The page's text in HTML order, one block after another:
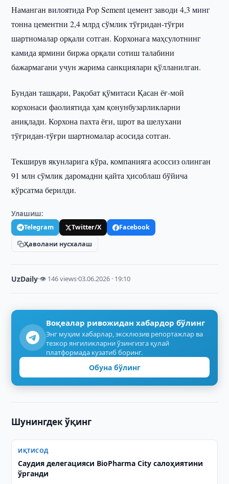
Наманган вилоятида Pop Sement цемент заводи 4,3 минг
тонна цементни 2,4 млрд сўмлик тўғридан-тўғри
шартномалар орқали сотган. Корхонага маҳсулотнинг
камида ярмини биржа орқали сотиш талабини
бажармагани учун жарима санкциялари қўлланилган.
Бундан ташқари, Рақобат қўмитаси Қасан ёғ-мой
корхонаси фаолиятида ҳам қонунбузарликларни
аниқлади. Корхона пахта ёғи, шрот ва шелухани
тўғридан-тўғри шартномалар асосида сотган.
Текширув якунларига кўра, компанияга асоссиз олинган
91 млн сўмлик даромадни қайта ҳисоблаш бўйича
кўрсатма берилди.
Улашиш:
Telegram Twitter/X
Facebook
Ҳаволани нусхалаш
UzDaily·👁 146 views·03.06.2026 · 19:10
Воқеалар ривожидан хабардор бўлинг
Энг муҳим хабарлар, эксклюзив репортажлар ва
тезкор янгиликларни ўзингизга қулай
платформада кузатиб боринг.
Обуна бўлинг
Шунингдек ўқинг
ИҚТИСОД
Саудия делегацияси BioPharma City салоҳиятини
ўрганди